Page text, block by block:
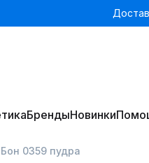
БрендыНовинки
0359 пудра